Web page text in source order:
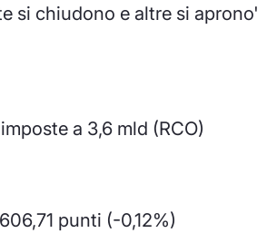
si chiudono e altre si aprono'
a 3,6 mld (RCO)
punti (-0,12%)